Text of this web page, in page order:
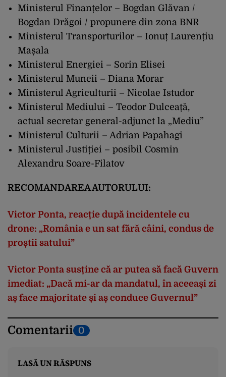
Ministerul Finanțelor – Bogdan Glăvan /
Bogdan Drăgoi / propunere din zona BNR
Ministerul Transporturilor – Ionuț Laurențiu
Mașala
Ministerul Energiei – Sorin Elisei
Ministerul Muncii – Diana Morar
Ministerul Agriculturii – Nicolae Istudor
Ministerul Mediului – Teodor Dulceață,
actual secretar general-adjunct la „Mediu”
Ministerul Culturii – Adrian Papahagi
Ministerul Justiției – posibil Cosmin
Alexandru Soare-Filatov
RECOMANDAREA AUTORULUI:
Victor Ponta, reacție după incidentele cu
drone: „România e un sat fără câini, condus de
proștii satului”
Victor Ponta susține că ar putea să facă Guvern
imediat: „Dacă mi-ar da mandatul, în aceeași zi
aș face majoritate și aș conduce Guvernul”
Comentarii 0
LASĂ UN RĂSPUNS